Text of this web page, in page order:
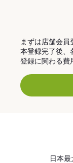
まずは店舗会員
本登録完了後、
登録に関わる費
日本